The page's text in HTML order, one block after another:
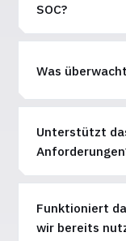
SOC?
Was
Unterstützt
Funktioniert
wir bereits